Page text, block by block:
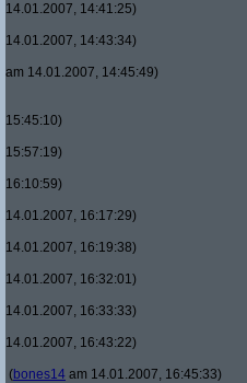
14.01.2007, 14:41:25)
14.01.2007, 14:43:34)
am 14.01.2007, 14:45:49)
15:45:10)
15:57:19)
16:10:59)
14.01.2007, 16:17:29)
14.01.2007, 16:19:38)
14.01.2007, 16:32:01)
14.01.2007, 16:33:33)
14.01.2007, 16:43:22)
(bones14 am 14.01.2007, 16:45:33)